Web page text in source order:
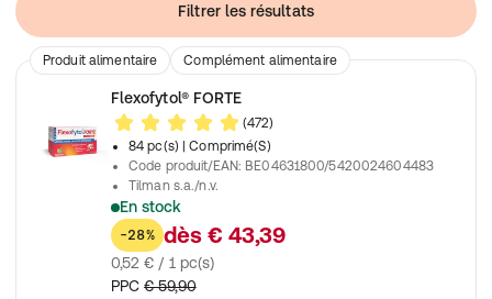
Filtrer les résultats
Produit alimentaire Complément alimentaire
Flexofytol® FORTE
(472)
84 pc(s)
| Comprimé(S)
Code produit/EAN: BE04631800/5420024604483
Tilman s.a./n.v.
En stock
Exigez le meilleur pour vos articulations, muscles & tendons !
-28% dès € 43,39
0,52 € / 1 pc(s)
PPC € 59,90